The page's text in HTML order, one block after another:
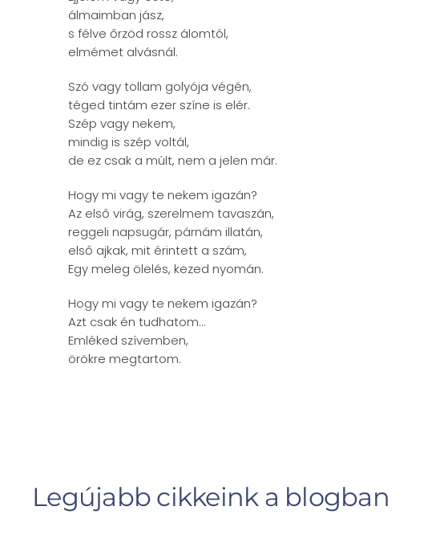
álmaimban jász,
s félve őrzöd rossz álomtól,
elmémet alvásnál.
Szó vagy tollam golyója végén,
téged tintám ezer színe is elér.
Szép vagy nekem,
mindig is szép voltál,
de ez csak a múlt, nem a jelen már.
Hogy mi vagy te nekem igazán?
Az első virág, szerelmem tavaszán,
reggeli napsugár, párnám illatán,
első ajkak, mit érintett a szám,
Egy meleg ölelés, kezed nyomán.
Hogy mi vagy te nekem igazán?
Azt csak én tudhatom...
Emléked szívemben,
örökre megtartom.
Legújabb cikkeink a blogban